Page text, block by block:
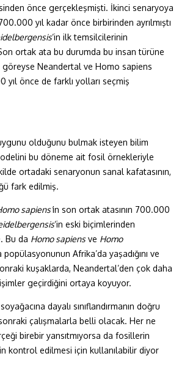
önce gerçekleşmişti. İkinci senaryoya
yıl kadar önce birbirinden ayrılmıştı
‘in ilk temsilcilerinin
ortak ata bu durumda bu insan türüne
Neandertal ve Homo sapiens
yıl önce de farklı yolları seçmiş
olduğunu bulmak isteyen bilim
bu döneme ait fosil örnekleriyle
ortadaki senaryonun sanal kafatasının,
fark edilmiş.
sapiens’in son ortak atasının 700.000
‘in eski biçimlerinden
Bu da Homo sapiensve Homo
popülasyonunun Afrika’da yaşadığını ve
kuşaklarda, Neandertal’den çok daha
geçirdiğini ortaya koyuyor.
dayalı sınıflandırmanın doğru
çalışmalarla belli olacak. Her ne
birebir yansıtmıyorsa da fosillerin
kontrol edilmesi için kullanılabilir diyor